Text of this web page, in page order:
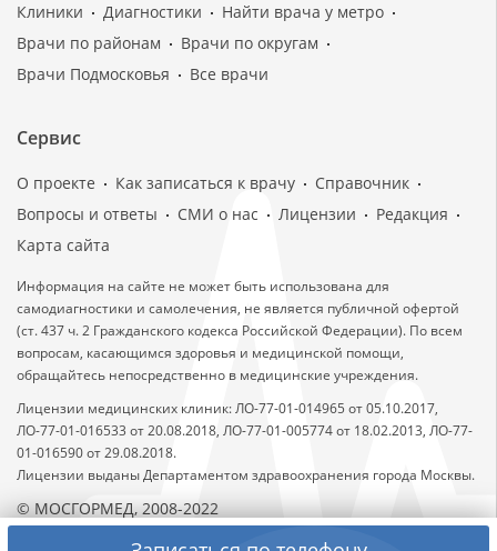
Клиники
Диагностики
Найти врача у метро
Врачи по районам
Врачи по округам
Врачи Подмосковья
Все врачи
Сервис
О проекте Как записаться к врачу
Справочник
Вопросы и ответы
СМИ о нас Лицензии
Редакция
Карта сайта
Информация на сайте не может быть использована для
самодиагностики и самолечения, не является публичной офертой
(ст. 437 ч. 2 Гражданского кодекса Российской Федерации). По всем
вопросам, касающимся здоровья и медицинской помощи,
обращайтесь непосредственно в медицинские учреждения.
Лицензии медицинских клиник: ЛО-77-01-014965 от 05.10.2017,
ЛО-77-01-016533 от 20.08.2018, ЛО-77-01-005774 от 18.02.2013, ЛО-77-
01-016590 от 29.08.2018.
Лицензии выданы Департаментом здравоохранения города Москвы.
© МОСГОРМЕД, 2008-2022